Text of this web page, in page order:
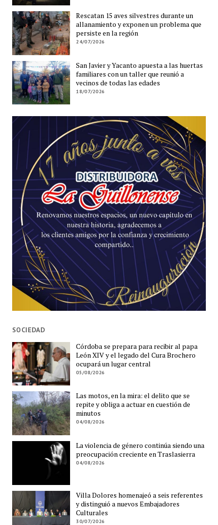
Rescatan 15 aves silvestres durante un
allanamiento y exponen un problema que
persiste en la región
24/07/2026
San Javier y Yacanto apuesta a las huertas
familiares con un taller que reunió a
vecinos de todas las edades
18/07/2026
SOCIEDAD
Córdoba se prepara para recibir al papa
León XIV y el legado del Cura Brochero
ocupará un lugar central
05/08/2026
Las motos, en la mira: el delito que se
repite y obliga a actuar en cuestión de
minutos
04/08/2026
La violencia de género continúa siendo una
preocupación creciente en Traslasierra
04/08/2026
Villa Dolores homenajeó a seis referentes
y distinguió a nuevos Embajadores
Culturales
30/07/2026